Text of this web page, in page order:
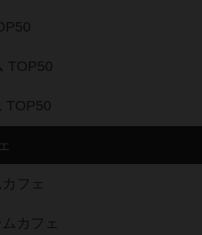
TOP50
TOP50
フェ
カフェ